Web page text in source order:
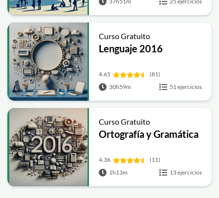
Curso Gratuito
Lenguaje 2016
4.65
(81)
30h59m
51 ejercicios
Curso Gratuito
Ortografía y Gramática
4.36
(11)
1h13m
13 ejercicios